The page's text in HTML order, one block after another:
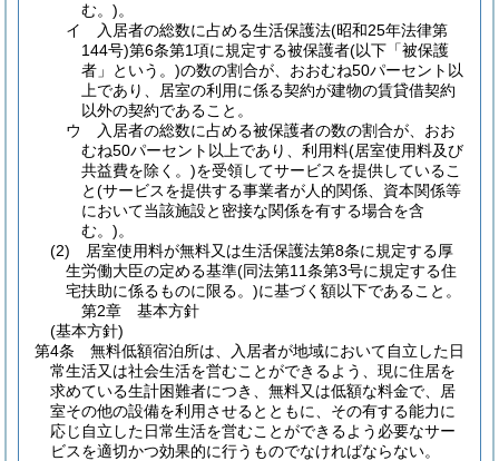
む。)。
イ
入居者の総数に占める生活保護法(昭和25年法律第
144号)第6条第1項に規定する被保護者(以下「被保護
者」という。)の数の割合が、おおむね50パーセント以
上であり、居室の利用に係る契約が建物の賃貸借契約
以外の契約であること。
ウ
入居者の総数に占める被保護者の数の割合が、おお
むね50パーセント以上であり、利用料(居室使用料及び
共益費を除く。)を受領してサービスを提供しているこ
と(サービスを提供する事業者が人的関係、資本関係等
において当該施設と密接な関係を有する場合を含
む。)。
(2)
居室使用料が無料又は生活保護法第8条に規定する厚
生労働大臣の定める基準(同法第11条第3号に規定する住
宅扶助に係るものに限る。)に基づく額以下であること。
第2章
基本方針
(基本方針)
第4条
無料低額宿泊所は、入居者が地域において自立した日
常生活又は社会生活を営むことができるよう、現に住居を
求めている生計困難者につき、無料又は低額な料金で、居
室その他の設備を利用させるとともに、その有する能力に
応じ自立した日常生活を営むことができるよう必要なサー
ビスを適切かつ効果的に行うものでなければならない。